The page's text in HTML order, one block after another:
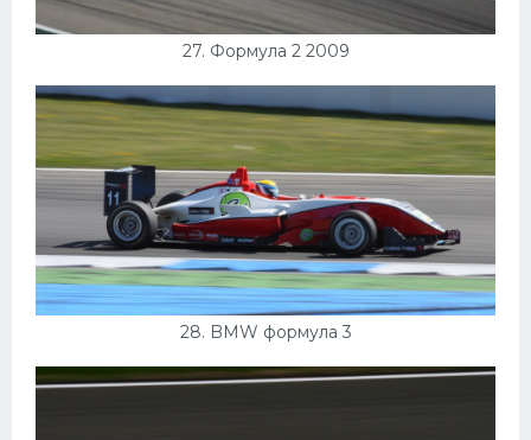
27. Формула 2 2009
28. BMW формула 3